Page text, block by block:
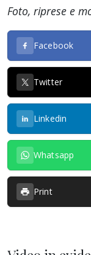
Foto, riprese e
Facebook
Twitter
Linkedin
Whatsapp
Print